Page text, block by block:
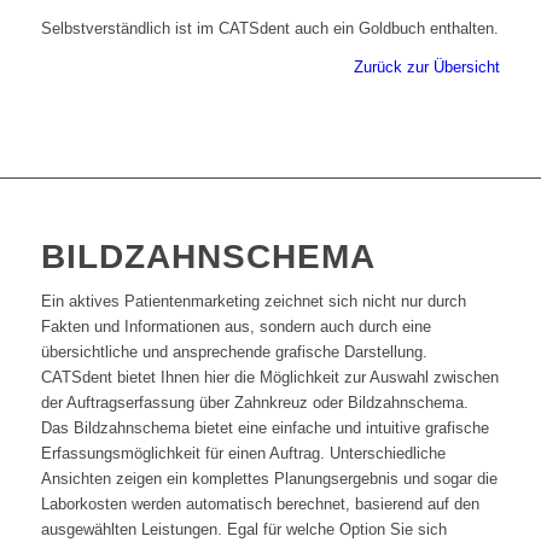
Selbstverständlich ist im CATSdent auch ein Goldbuch enthalten.
Zurück zur Übersicht
BILDZAHNSCHEMA
Ein aktives Patientenmarketing zeichnet sich nicht nur durch
Fakten und Informationen aus, sondern auch durch eine
übersichtliche und ansprechende grafische Darstellung.
CATSdent bietet Ihnen hier die Möglichkeit zur Auswahl zwischen
der Auftragserfassung über Zahnkreuz oder Bildzahnschema.
Das Bildzahnschema bietet eine einfache und intuitive grafische
Erfassungsmöglichkeit für einen Auftrag. Unterschiedliche
Ansichten zeigen ein komplettes Planungsergebnis und sogar die
Laborkosten werden automatisch berechnet, basierend auf den
ausgewählten Leistungen. Egal für welche Option Sie sich